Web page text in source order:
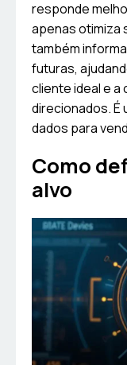
responde
apenas otimiza
também
futuras,
cliente ideal e a
direcionados. É
dados para
Como
alvo